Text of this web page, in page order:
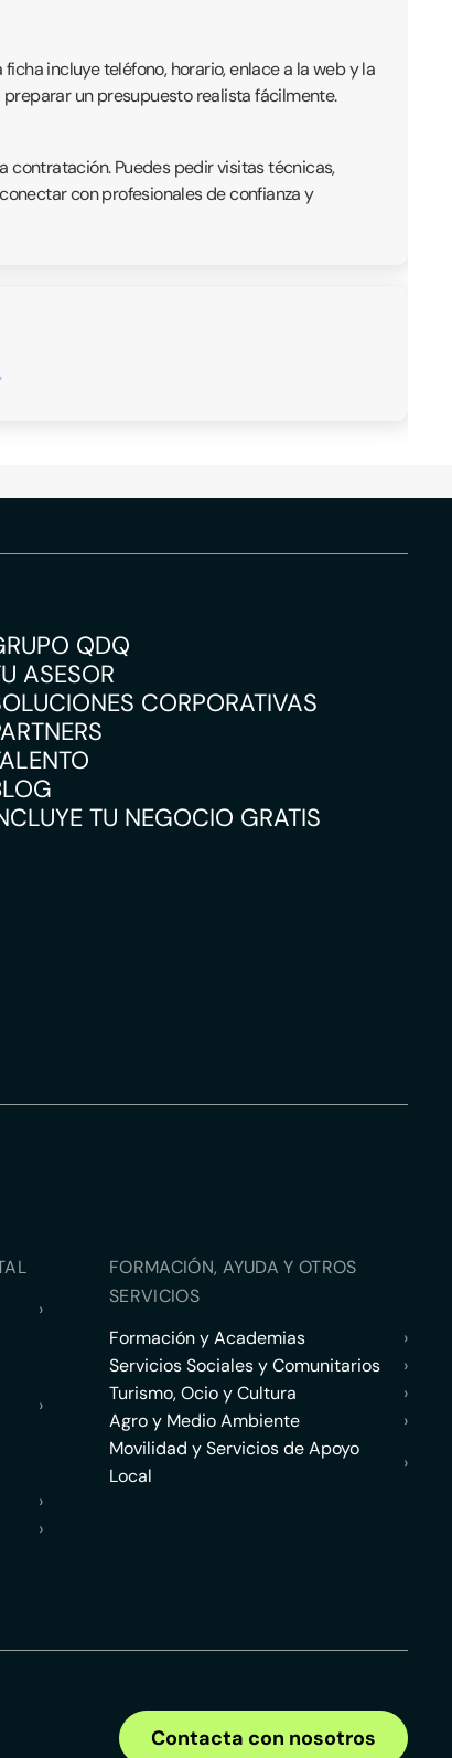
incluye teléfono, horario, enlace a la web y la
un presupuesto realista fácilmente.
Puedes pedir visitas técnicas,
con profesionales de confianza y
QDQ
ASESOR
CORPORATIVAS
TU NEGOCIO GRATIS
›
›
›
›
FORMACIÓN, AYUDA Y OTROS
SERVICIOS
Formación y Academias
›
Servicios Sociales y Comunitarios
›
Turismo, Ocio y Cultura
›
Agro y Medio Ambiente
›
Movilidad y Servicios de Apoyo
Local
›
Contacta con nosotros